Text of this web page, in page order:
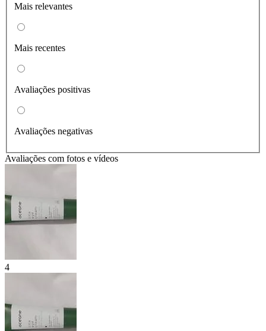
Mais relevantes
Mais recentes
Avaliações positivas
Avaliações negativas
Avaliações com fotos e vídeos
4